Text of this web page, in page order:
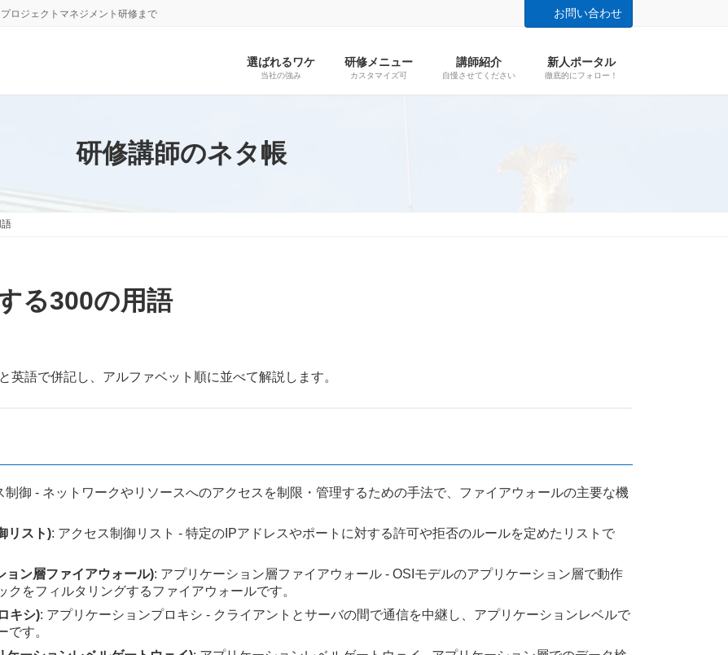
ロジェクトマネジメント研修まで お問い合わせ
選ばれるワケ
当社の強み
研修メニュー
カスタマイズ可
講師紹介
自慢させてください
新人ポータル
徹底的にフォロー！
研修講師のネタ帳
る300の用語
語で併記し、アルファベット順に並べて解説します。
制御 - ネットワークやリソースへのアクセスを制限・管理するための手法で、ファイアウォールの主要な機
リスト): アクセス制御リスト - 特定のIPアドレスやポートに対する許可や拒否のルールを定めたリストで
ン層ファイアウォール): アプリケーション層ファイアウォール - OSIモデルのアプリケーション層で動作
をフィルタリングするファイアウォールです。
キシ): アプリケーションプロキシ - クライアントとサーバの間で通信を中継し、アプリケーションレベルで
です。